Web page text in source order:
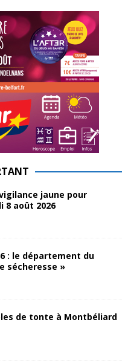
jaune pour
8 août 2026
: le département du
sécheresse »
de tonte à Montbéliard